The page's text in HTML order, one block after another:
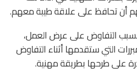
أن تحافظ على علاقة طيبة معهم.
بسبب التفاوض على عرض العمل،
التي ستقدمها أثناء التفاوض
على طرحها بطريقة مهنية.